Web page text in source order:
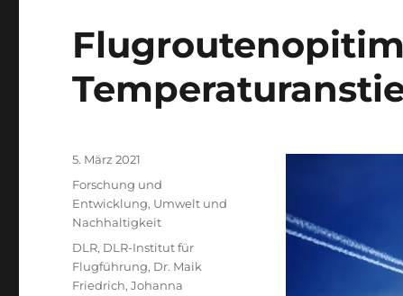
Veröffentlicht
5. März 2021
Kategorien
Forschung und
Entwicklung, Umwelt und
Nachhaltigkeit
Schlagwörter
DLR, DLR-Institut für
Flugführung, Dr. Maik
Friedrich,Johanna